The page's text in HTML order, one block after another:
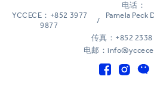
电话：
YCCECE：+852 3977
9877
/
Pamela Peck
传真：+852 2338
电邮：